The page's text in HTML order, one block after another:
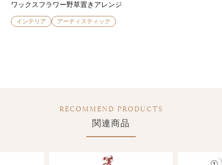
ワックスフラワー野草置きアレンジ
インテリア アーティスティック
RECOMMEND PRODUCTS
関連商品